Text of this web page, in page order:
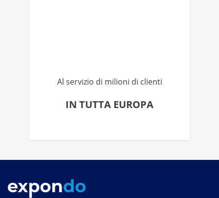
Al servizio di milioni di clienti
IN TUTTA EUROPA